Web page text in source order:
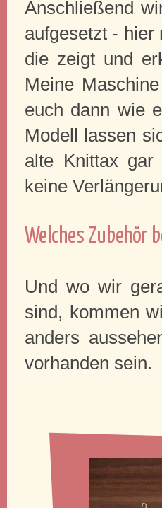
Anschließend
aufgesetzt - hier
die zeigt und
Meine
euch dann wie
Modell lassen
alte Knittax gar
keine
Welches Zubehör
Und wo wir
sind, kommen
anders
vorhanden sein.